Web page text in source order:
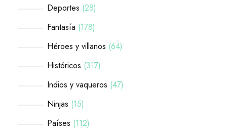
Deportes 28
Fantasía 178
Héroes y villanos 64
Históricos 317
Indios y vaqueros 47
Ninjas 15
Países 112